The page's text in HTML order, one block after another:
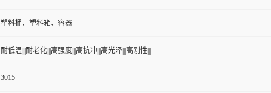
塑料桶、塑料箱、容器
耐低温|||耐老化|||高强度|||高抗冲|||高光泽|||高刚性|||
3015